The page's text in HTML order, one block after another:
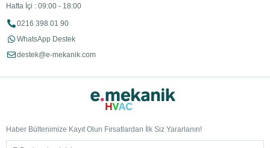
Hafta İçi : 09:00 - 18:00
0216 398 01 90
WhatsApp Destek
destek@e-mekanik.com
Haber Bültenimize Kayıt Olun Fırsatlardan İlk Siz Yararlanın!